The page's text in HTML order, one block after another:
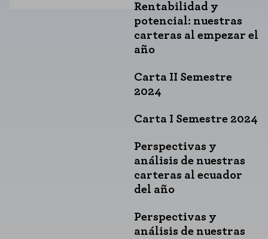
Rentabilidad y
potencial: nuestras
carteras al empezar el
año
Carta II Semestre
2024
Carta I Semestre 2024
Perspectivas y
análisis de nuestras
carteras al ecuador
del año
Perspectivas y
análisis de nuestras